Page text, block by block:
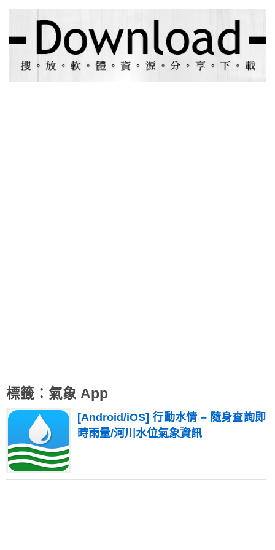
標籤：氣象 App
[Android/iOS] 行動水情 – 隨身查詢即
時雨量/河川水位氣象資訊